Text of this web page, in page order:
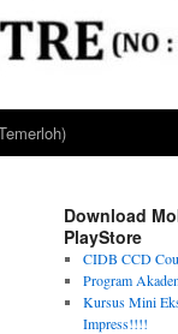
Download
PlayStore
CIDB CCD
Program
Kursus Mini
Impress!!!!